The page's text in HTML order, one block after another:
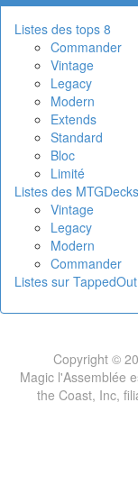
Listes des tops 8
Commander
Vintage
Legacy
Modern
Extends
Standard
Bloc
Limité
Listes des MTGDecks
Vintage
Legacy
Modern
Commander
Listes sur TappedOut
Copyright ©
Magic l'Assemblée
the Coast, Inc,